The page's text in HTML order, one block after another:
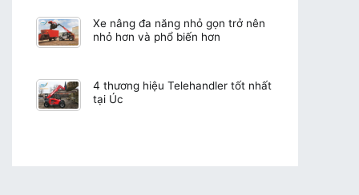
Xe nâng đa năng nhỏ gọn trở nên
nhỏ hơn và phổ biến hơn
4 thương hiệu Telehandler tốt nhất
tại Úc